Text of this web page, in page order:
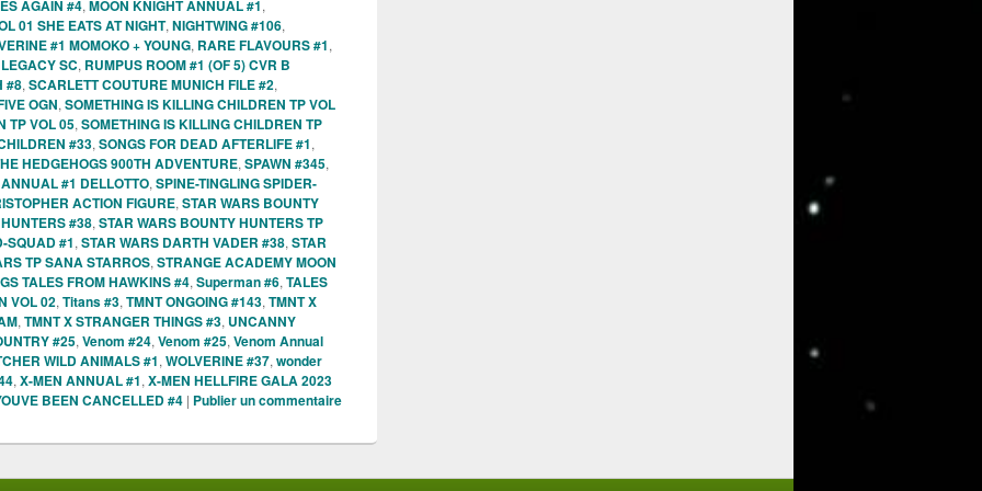
AGAIN #4, MOON KNIGHT ANNUAL #1,
01 SHE EATS AT NIGHT, NIGHTWING #106,
#1 MOMOKO + YOUNG, RARE FLAVOURS #1,
SC, RUMPUS ROOM #1 (OF 5) CVR B
#8, SCARLETT COUTURE MUNICH FILE #2,
OGN, SOMETHING IS KILLING CHILDREN TP VOL
TP VOL 05, SOMETHING IS KILLING CHILDREN TP
#33, SONGS FOR DEAD AFTERLIFE #1,
HEDGEHOGS 900TH ADVENTURE, SPAWN #345,
#1 DELLOTTO, SPINE-TINGLING SPIDER-
ACTION FIGURE, STAR WARS BOUNTY
#38, STAR WARS BOUNTY HUNTERS TP
SQUAD #1, STAR WARS DARTH VADER #38, STAR
TP SANA STARROS, STRANGE ACADEMY MOON
TALES FROM HAWKINS #4, Superman #6, TALES
VOL 02, Titans #3, TMNT ONGOING #143, TMNT X
, TMNT X STRANGER THINGS #3, UNCANNY
#25, Venom #24, Venom #25, Venom Annual
WILD ANIMALS #1, WOLVERINE #37, wonder
, X-MEN ANNUAL #1, X-MEN HELLFIRE GALA 2023
BEEN CANCELLED #4 | Publier un commentaire